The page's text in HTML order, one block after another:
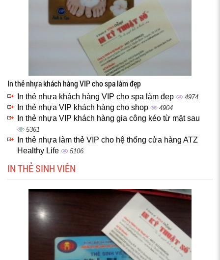
In thẻ nhựa khách hàng VIP cho spa làm đẹp
In thẻ nhựa khách hàng VIP cho spa làm đẹp 4974
In thẻ nhựa VIP khách hàng cho shop 4904
In thẻ nhựa VIP khách hàng gia công kéo từ mặt sau
5361
In thẻ nhựa làm thẻ VIP cho hệ thống cửa hàng ATZ
Healthy Life
5106
IN THẺ SINH VIÊN